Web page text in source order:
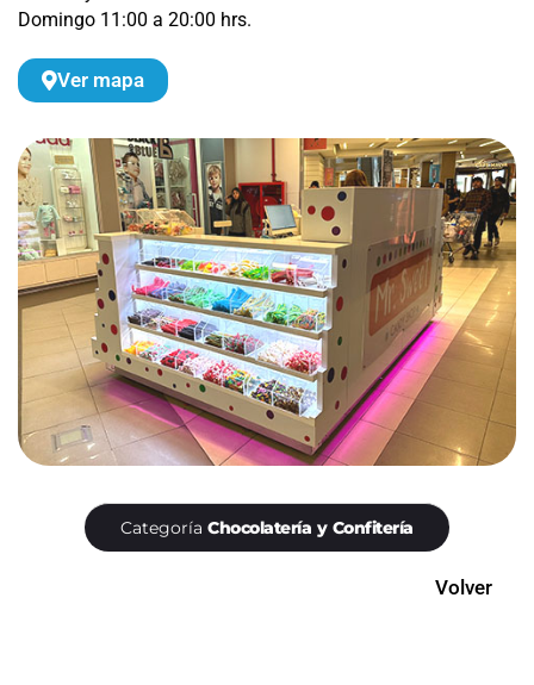
Domingo 11:00 a 20:00 hrs.
Ver mapa
Categoría Chocolatería y Confitería
Volver